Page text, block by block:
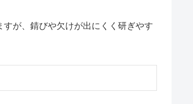
が、錆びや欠けが出にくく研ぎやす